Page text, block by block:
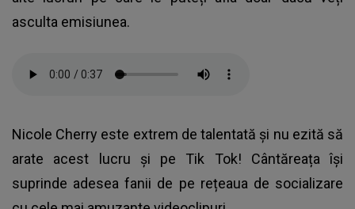
asculta emisiunea.
Nicole Cherry este extrem de talentată și nu ezită să
arate acest lucru și pe Tik Tok! Cântăreața își
suprinde adesea fanii de pe rețeaua de socializare